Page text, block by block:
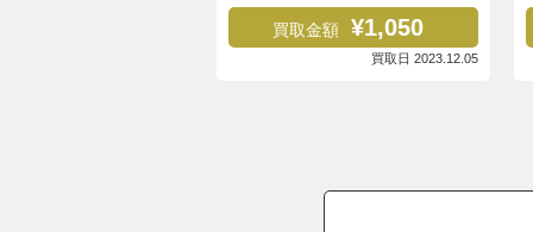
買取金額 ¥1,050
買取日 2023.12.05